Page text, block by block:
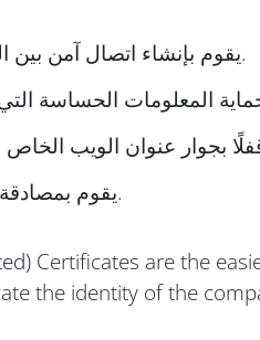
يقوم بإنشاء اتصال آمن بين المتصفح والخادم.
يقوم بمصادقة هوية المؤسسة.
Certificates are the
the identity of the